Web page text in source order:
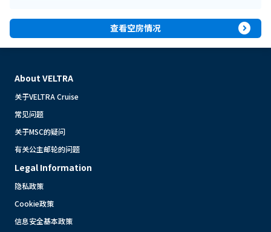
查看空房情况 expand_circle_right
About VELTRA
关于VELTRA Cruise
常见问题
关于MSC的疑问
有关公主邮轮的问题
Legal Information
隐私政策
Cookie政策
信息安全基本政策